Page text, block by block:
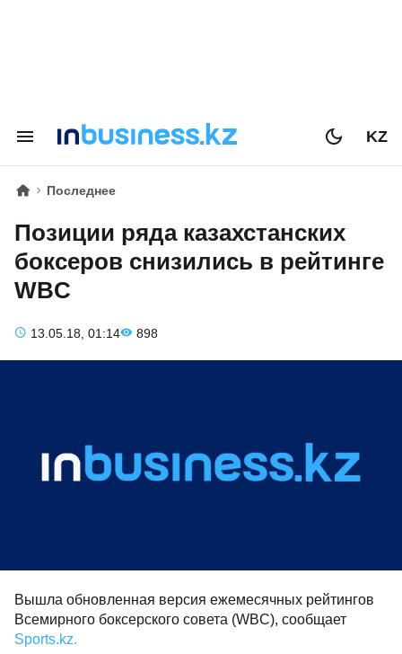
KZ
Последнее
Позиции ряда казахстанских
боксеров снизились в рейтинге
WBC
13.05.18, 01:14 898
Вышла обновленная версия ежемесячных рейтингов
Всемирного боксерского совета (WBC), сообщает
Sports.kz.